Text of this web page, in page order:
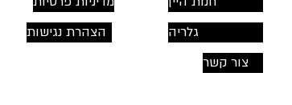
גלריה
הצהרת נגישות
צור קשר